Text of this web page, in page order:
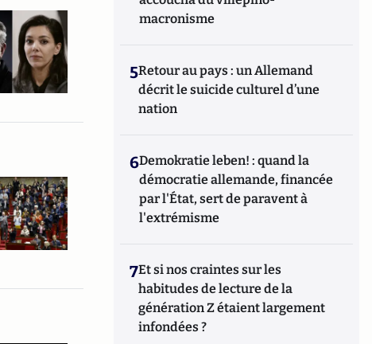
macronisme
5Retour au pays : un Allemand
décrit le suicide culturel d’une
nation
6Demokratie leben! : quand la
démocratie allemande, financée
par l'État, sert de paravent à
l'extrémisme
7Et si nos craintes sur les
habitudes de lecture de la
génération Z étaient largement
infondées ?